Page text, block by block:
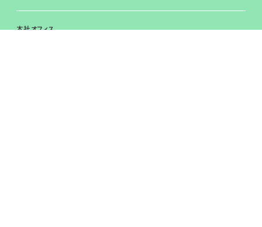
本社オフィス